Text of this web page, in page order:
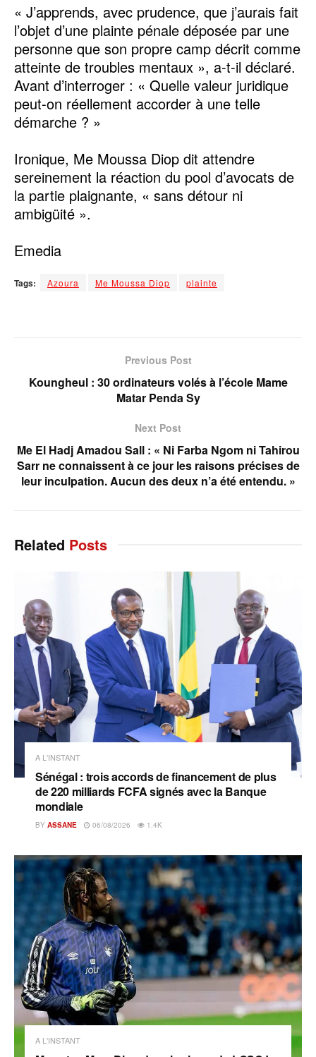
« J’apprends, avec prudence, que j’aurais fait
l’objet d’une plainte pénale déposée par une
personne que son propre camp décrit comme
atteinte de troubles mentaux », a-t-il déclaré.
Avant d’interroger : « Quelle valeur juridique
peut-on réellement accorder à une telle
démarche ? »
Ironique, Me Moussa Diop dit attendre
sereinement la réaction du pool d’avocats de
la partie plaignante, « sans détour ni
ambigüité ».
Emedia
Tags: Azoura Me Moussa Diop plainte
Previous Post
Koungheul : 30 ordinateurs volés à l’école Mame
Matar Penda Sy
Next Post
Me El Hadj Amadou Sall : « Ni Farba Ngom ni Tahirou
Sarr ne connaissent à ce jour les raisons précises de
leur inculpation. Aucun des deux n’a été entendu. »
Related Posts
A L'INSTANT
Sénégal : trois accords de financement de plus
de 220 milliards FCFA signés avec la Banque
mondiale
BY ASSANE 06/08/2026 1.4K
A L'INSTANT